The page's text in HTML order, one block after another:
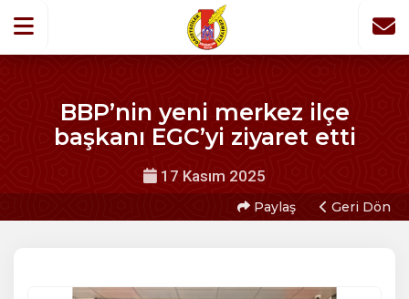
BBP’nin yeni merkez ilçe
başkanı EGC’yi ziyaret etti
17 Kasım 2025
Paylaş Geri Dön